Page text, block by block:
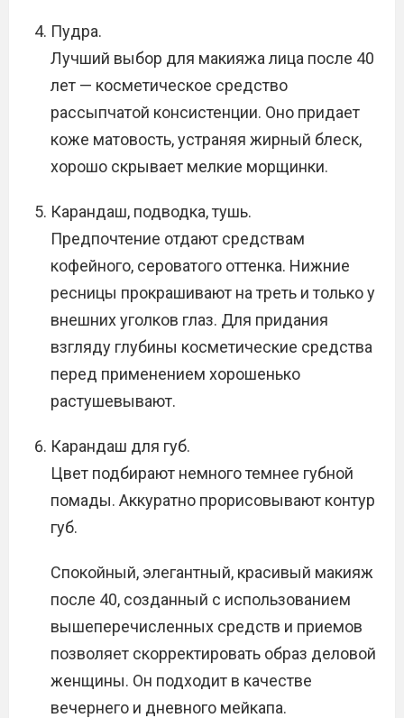
Пудра.
Лучший выбор для макияжа лица после 40
лет — косметическое средство
рассыпчатой консистенции. Оно придает
коже матовость, устраняя жирный блеск,
хорошо скрывает мелкие морщинки.
Карандаш, подводка, тушь.
Предпочтение отдают средствам
кофейного, сероватого оттенка. Нижние
ресницы прокрашивают на треть и только у
внешних уголков глаз. Для придания
взгляду глубины косметические средства
перед применением хорошенько
растушевывают.
Карандаш для губ.
Цвет подбирают немного темнее губной
помады. Аккуратно прорисовывают контур
губ.
Спокойный, элегантный, красивый макияж
после 40, созданный с использованием
вышеперечисленных средств и приемов
позволяет скорректировать образ деловой
женщины. Он подходит в качестве
вечернего и дневного мейкапа.